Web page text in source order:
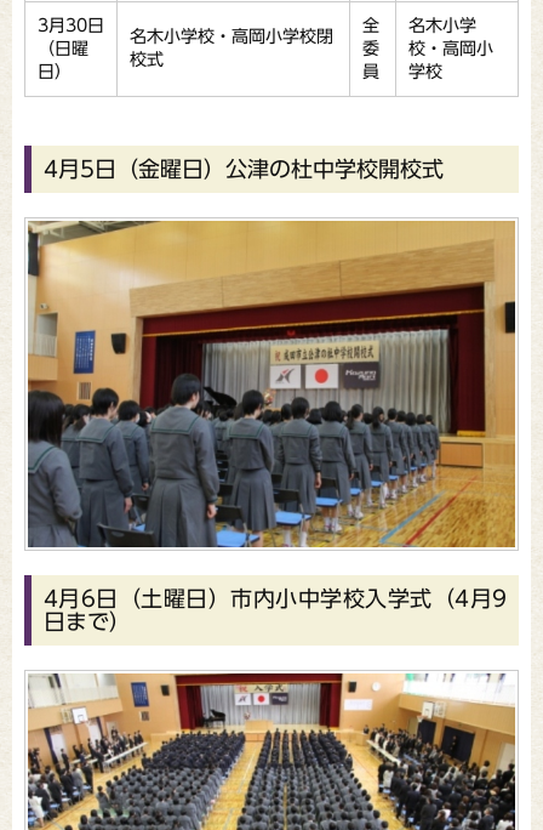
3月30日
（日曜
日）
名木小学校・高岡小学校閉
校式
全
委
員
名木小学
校・高岡小
学校
4月5日（金曜日）公津の杜中学校開校式
4月6日（土曜日）市内小中学校入学式（4月9
日まで）